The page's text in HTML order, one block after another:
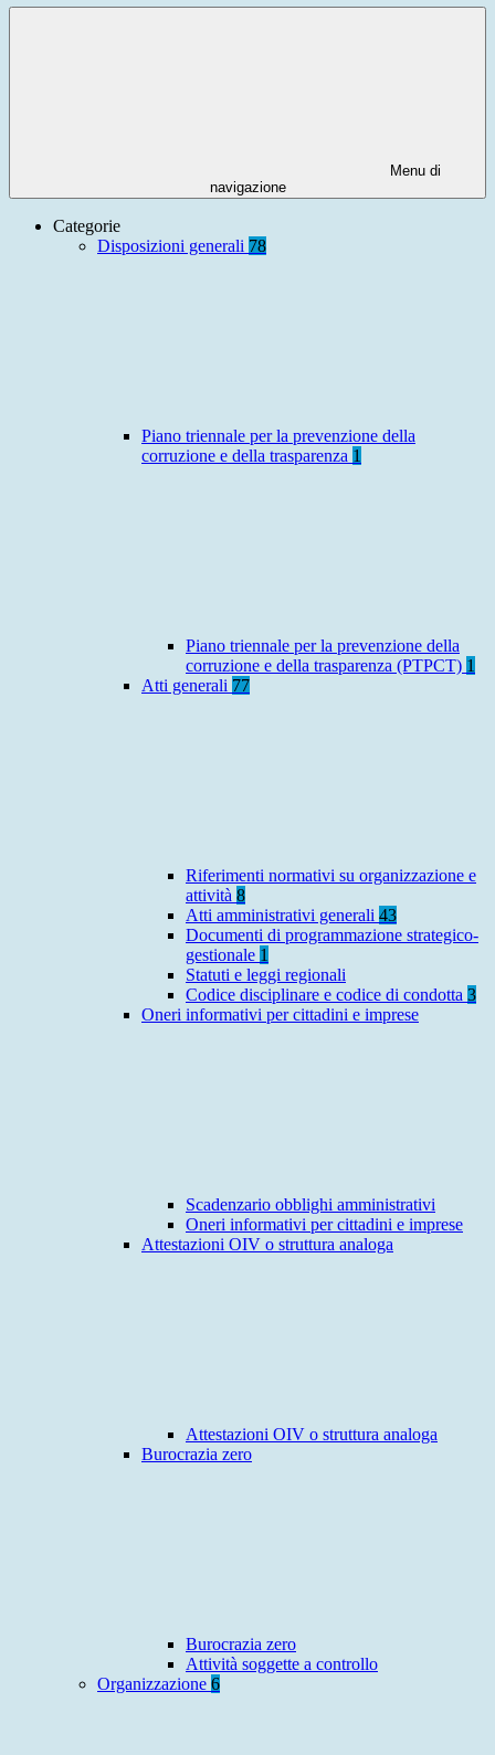
Menu di
navigazione
Categorie
Disposizioni generali 78
Piano triennale per la prevenzione della
corruzione e della trasparenza 1
Piano triennale per la prevenzione della
corruzione e della trasparenza (PTPCT) 1
Atti generali 77
Riferimenti normativi su organizzazione e
attività 8
Atti amministrativi generali 43
Documenti di programmazione strategico-
gestionale 1
Statuti e leggi regionali
Codice disciplinare e codice di condotta 3
Oneri informativi per cittadini e imprese
Scadenzario obblighi amministrativi
Oneri informativi per cittadini e imprese
Attestazioni OIV o struttura analoga
Attestazioni OIV o struttura analoga
Burocrazia zero
Burocrazia zero
Attività soggette a controllo
Organizzazione 6